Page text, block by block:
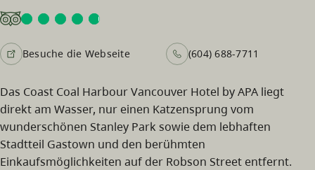
Besuche die Webseite (604) 688-7711
Das Coast Coal Harbour Vancouver Hotel by APA liegt
direkt am Wasser, nur einen Katzensprung vom
wunderschönen Stanley Park sowie dem lebhaften
Stadtteil Gastown und den berühmten
Einkaufsmöglichkeiten auf der Robson Street entfernt.